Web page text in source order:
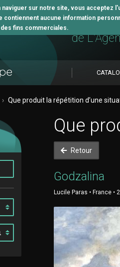
naviguer sur notre site, vous
contiennent aucune information
des fins commerciales. L'outil
de
Que produit la répétition d’une
Que
Retour
Godzalina
Lucile Paras • France •